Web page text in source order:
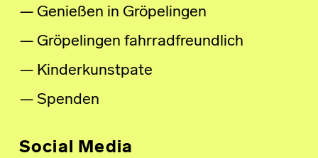
Genießen in Gröpelingen
Gröpelingen fahrradfreundlich
Kinderkunstpate
Spenden
Social Media